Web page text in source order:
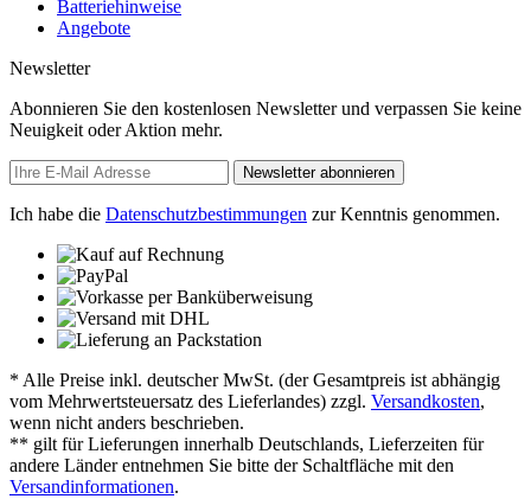
Batteriehinweise
Angebote
Newsletter
Abonnieren Sie den kostenlosen Newsletter und verpassen Sie keine
Neuigkeit oder Aktion mehr.
Newsletter abonnieren
Ich habe die Datenschutzbestimmungen zur Kenntnis genommen.
* Alle Preise inkl. deutscher MwSt. (der Gesamtpreis ist abhängig
vom Mehrwertsteuersatz des Lieferlandes) zzgl. Versandkosten,
wenn nicht anders beschrieben.
** gilt für Lieferungen innerhalb Deutschlands, Lieferzeiten für
andere Länder entnehmen Sie bitte der Schaltfläche mit den
Versandinformationen.